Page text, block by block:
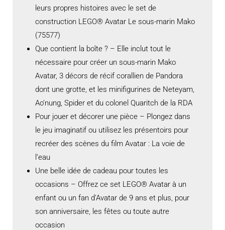
leurs propres histoires avec le set de
construction LEGO® Avatar Le sous-marin Mako
(75577)
Que contient la boîte ? – Elle inclut tout le
nécessaire pour créer un sous-marin Mako
Avatar, 3 décors de récif corallien de Pandora
dont une grotte, et les minifigurines de Neteyam,
Ao’nung, Spider et du colonel Quaritch de la RDA
Pour jouer et décorer une pièce – Plongez dans
le jeu imaginatif ou utilisez les présentoirs pour
recréer des scènes du film Avatar : La voie de
l’eau
Une belle idée de cadeau pour toutes les
occasions – Offrez ce set LEGO® Avatar à un
enfant ou un fan d’Avatar de 9 ans et plus, pour
son anniversaire, les fêtes ou toute autre
occasion